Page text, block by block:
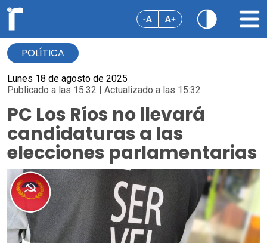
-A A+
POLÍTICA
Lunes 18 de agosto de 2025
Publicado a las 15:32 | Actualizado a las 15:32
PC Los Ríos no llevará
candidaturas a las
elecciones parlamentarias